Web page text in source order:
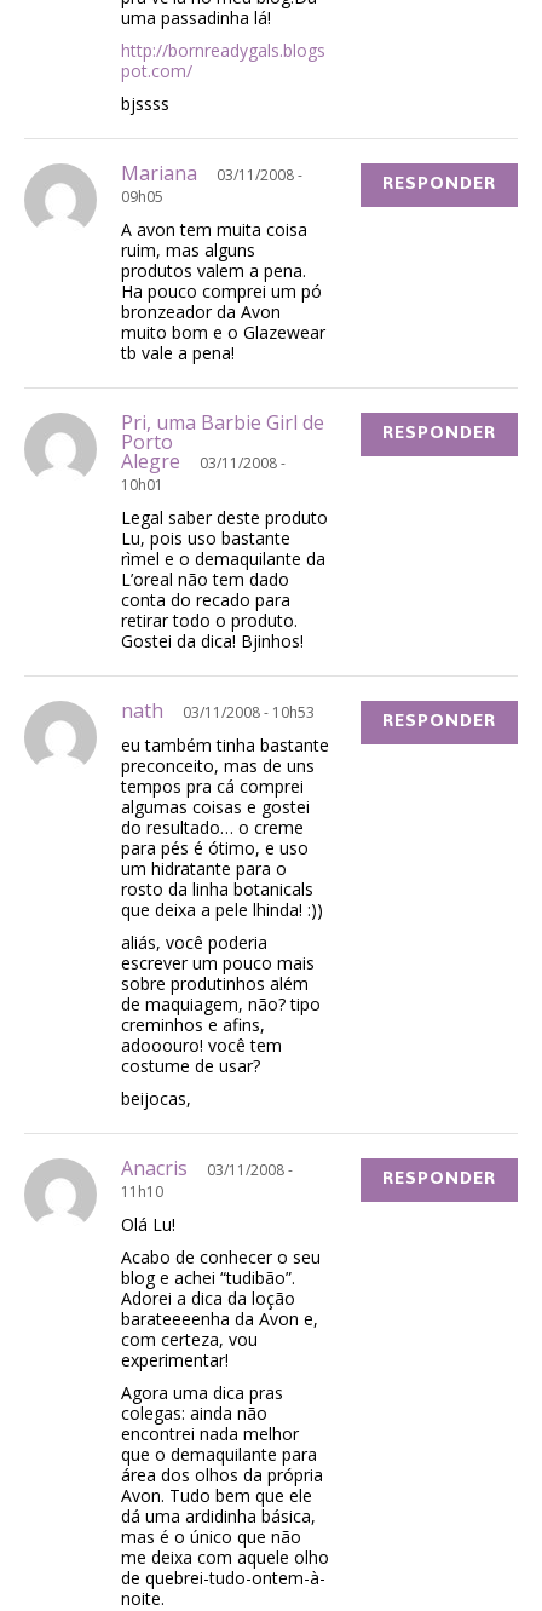
uma passadinha lá!
http://bornreadygals.blogs
pot.com/
bjssss
Mariana
03/11/2008 -
09h05
A avon tem muita coisa
ruim, mas alguns
produtos valem a pena.
Ha pouco comprei um pó
bronzeador da Avon
muito bom e o Glazewear
tb vale a pena!
RESPONDER
Pri, uma Barbie Girl de
Porto
Alegre
03/11/2008 -
10h01
Legal saber deste produto
Lu, pois uso bastante
rìmel e o demaquilante da
L’oreal não tem dado
conta do recado para
retirar todo o produto.
Gostei da dica! Bjinhos!
RESPONDER
nath 03/11/2008 - 10h53
eu também tinha bastante
preconceito, mas de uns
tempos pra cá comprei
algumas coisas e gostei
do resultado… o creme
para pés é ótimo, e uso
um hidratante para o
rosto da linha botanicals
que deixa a pele lhinda! :))
aliás, você poderia
escrever um pouco mais
sobre produtinhos além
de maquiagem, não? tipo
creminhos e afins,
adooouro! você tem
costume de usar?
beijocas,
RESPONDER
Anacris
03/11/2008 -
11h10
Olá Lu!
Acabo de conhecer o seu
blog e achei “tudibão”.
Adorei a dica da loção
barateeeenha da Avon e,
com certeza, vou
experimentar!
Agora uma dica pras
colegas: ainda não
encontrei nada melhor
que o demaquilante para
área dos olhos da própria
Avon. Tudo bem que ele
dá uma ardidinha básica,
mas é o único que não
me deixa com aquele olho
de quebrei-tudo-ontem-à-
noite.
RESPONDER